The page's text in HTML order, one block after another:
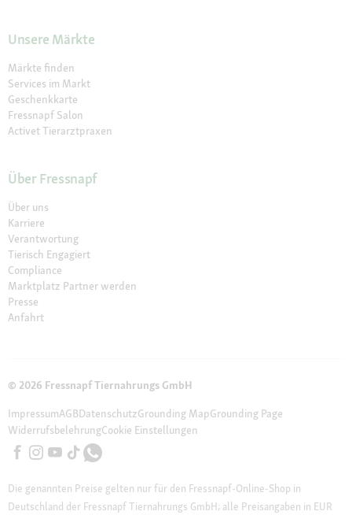
Unsere Märkte
Märkte finden
Services im Markt
Geschenkkarte
Fressnapf Salon
Activet Tierarztpraxen
Über Fressnapf
Über uns
Karriere
Verantwortung
Tierisch Engagiert
Compliance
Marktplatz Partner werden
Presse
Anfahrt
© 2026 Fressnapf Tiernahrungs GmbH
ImpressumAGBDatenschutzGrounding MapGrounding Page
WiderrufsbelehrungCookie Einstellungen
Die genannten Preise gelten nur für den Fressnapf-Online-Shop in
Deutschland der Fressnapf Tiernahrungs GmbH; alle Preisangaben in EUR